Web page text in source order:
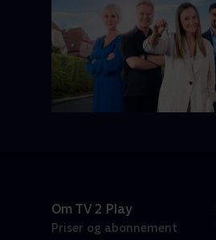
Om TV 2 Play
Priser og abonnement